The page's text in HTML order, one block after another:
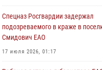
Внесены изменения в правила
контрольного отстрела
31 июля 2026, 01:48
Спецназ Росгвардии задержал
подозреваемого в краже в
Смидович ЕАО
17 июля 2026, 01:17